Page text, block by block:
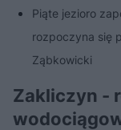
Piąte jezioro
rozpoczyna się
Ząbkowicki
Zakliczyn -